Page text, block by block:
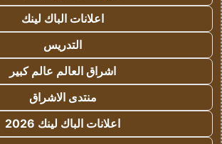
اعلانات الباك لينك
التدريس
اشراق العالم عالم كبير
منتدى الاشراق
اعلانات الباك لينك 2026